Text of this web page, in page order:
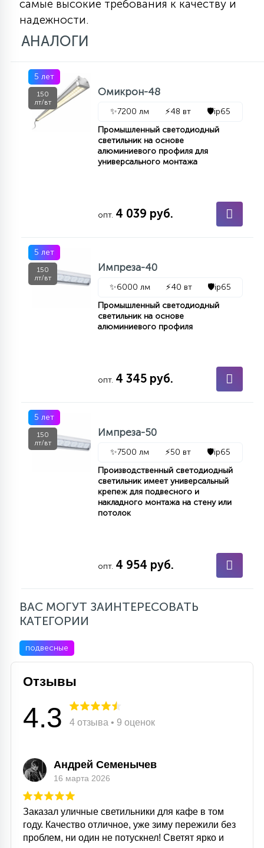
самые высокие требования к качеству и
надежности.
АНАЛОГИ
5 лет
150
лт/вт
Омикрон-48
✨7200 лм ⚡48 вт 🛡️ip65
Промышленный светодиодный
светильник на основе
алюминиевого профиля для
универсального монтажа
опт. 4 039 руб.
5 лет
150
лт/вт
Импреза-40
✨6000 лм ⚡40 вт 🛡️ip65
Промышленный светодиодный
светильник на основе
алюминиевого профиля
опт. 4 345 руб.
5 лет
150
лт/вт
Импреза-50
✨7500 лм ⚡50 вт 🛡️ip65
Производственный светодиодный
светильник имеет универсальный
крепеж для подвесного и
накладного монтажа на стену или
потолок
опт. 4 954 руб.
ВАС МОГУТ ЗАИНТЕРЕСОВАТЬ
КАТЕГОРИИ
подвесные
Отзывы
4.3 4 отзыва • 9 оценок
Андрей Семенычев
16 марта 2026
Заказал уличные светильники для кафе в том
году. Качество отличное, уже зиму пережили без
проблем, ни один не потускнел! Светят ярко и